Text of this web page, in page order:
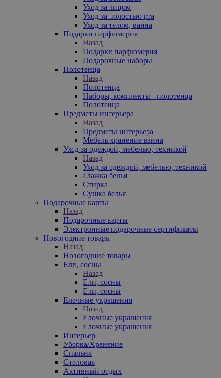
Уход за лицом
Уход за полостью рта
Уход за телом, ванна
Подарки парфюмерия
Назад
Подарки парфюмерия
Подарочные наборы
Полотенца
Назад
Полотенца
Наборы, комплекты - полотенца
Полотенца
Предметы интерьера
Назад
Предметы интерьера
Мебель хранение ванна
Уход за одеждой, мебелью, техникой
Назад
Уход за одеждой, мебелью, техникой
Глажка белья
Стирка
Сушка белья
Подарочные карты
Назад
Подарочные карты
Электронные подарочные сертификаты
Новогодние товары
Назад
Новогодние товары
Ели, сосны
Назад
Ели, сосны
Ели, сосны
Елочные украшения
Назад
Елочные украшения
Елочные украшения
Интерьер
Уборка/Хранение
Спальня
Столовая
Активный отдых